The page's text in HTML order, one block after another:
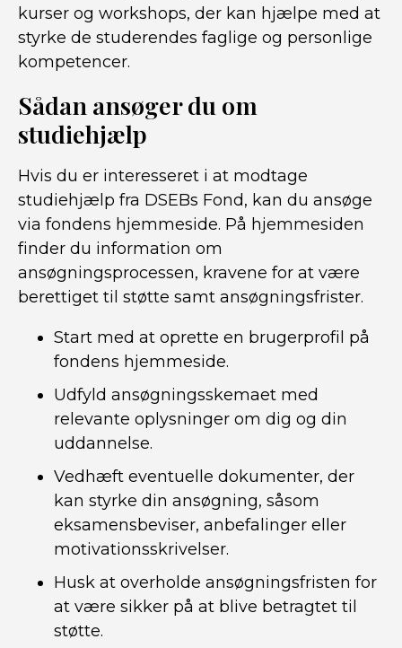
kurser og workshops, der kan hjælpe med at
styrke de studerendes faglige og personlige
kompetencer.
Sådan ansøger du om
studiehjælp
Hvis du er interesseret i at modtage
studiehjælp fra DSEBs Fond, kan du ansøge
via fondens hjemmeside. På hjemmesiden
finder du information om
ansøgningsprocessen, kravene for at være
berettiget til støtte samt ansøgningsfrister.
Start med at oprette en brugerprofil på
fondens hjemmeside.
Udfyld ansøgningsskemaet med
relevante oplysninger om dig og din
uddannelse.
Vedhæft eventuelle dokumenter, der
kan styrke din ansøgning, såsom
eksamensbeviser, anbefalinger eller
motivationsskrivelser.
Husk at overholde ansøgningsfristen for
at være sikker på at blive betragtet til
støtte.